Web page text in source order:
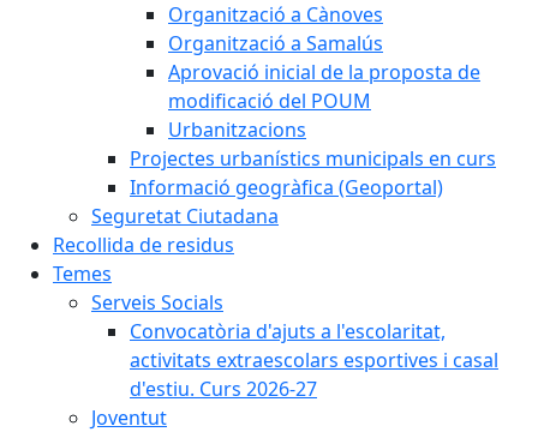
Organització a Cànoves
Organització a Samalús
Aprovació inicial de la proposta de
modificació del POUM
Urbanitzacions
Projectes urbanístics municipals en curs
Informació geogràfica (Geoportal)
Seguretat Ciutadana
Recollida de residus
Temes
Serveis Socials
Convocatòria d'ajuts a l'escolaritat,
activitats extraescolars esportives i casal
d'estiu. Curs 2026-27
Joventut